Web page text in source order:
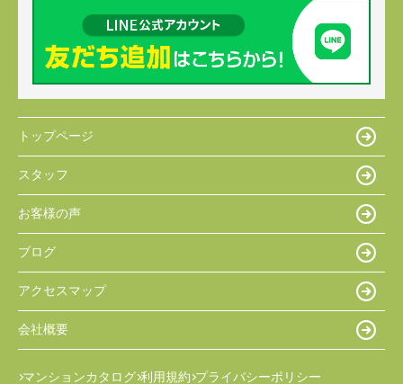
トップページ
スタッフ
お客様の声
ブログ
アクセスマップ
会社概要
マンションカタログ 利用規約 プライバシーポリシー